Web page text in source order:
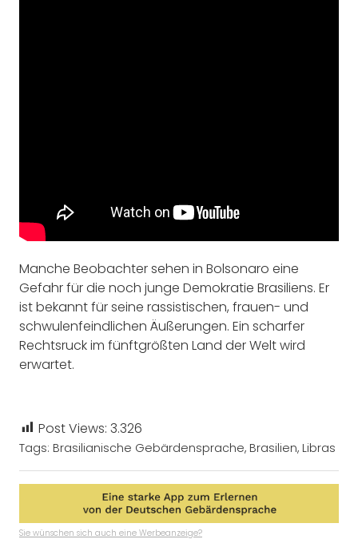
Manche Beobachter sehen in Bolsonaro eine
Gefahr für die noch junge Demokratie Brasiliens. Er
ist bekannt für seine rassistischen, frauen- und
schwulenfeindlichen Äußerungen. Ein scharfer
Rechtsruck im fünftgrößten Land der Welt wird
erwartet.
Post Views: 3.326
Tags: Brasilianische Gebärdensprache, Brasilien, Libras
Sie wünschen sich auch eine Werbeanzeige?